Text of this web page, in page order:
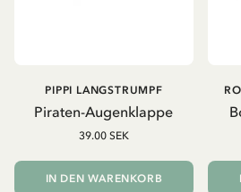
Piraten-Augenklappe
PIPPI LANGSTRUMPF
39.00 SEK
IN DEN WARENKORB